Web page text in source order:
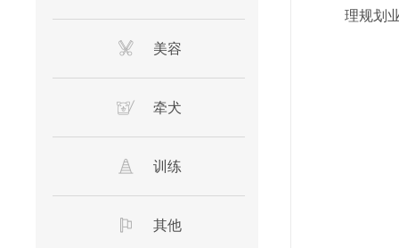
美容
牵犬
训练
其他
理规划